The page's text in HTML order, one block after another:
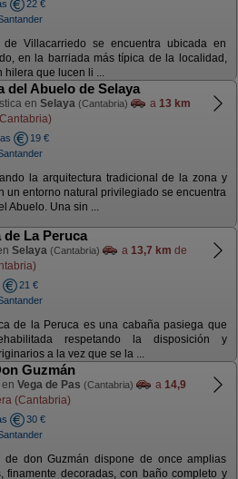
22 €
de Villacarriedo se encuentra ubicada en
en la barriada más típica de la localidad,
hilera que lucen li ...
del Abuelo de Selaya
en Selaya (Cantabria) a 13 km
19 €
la arquitectura tradicional de la zona y
un entorno natural privilegiado se encuentra
Abuelo. Una sin ...
de La Peruca
Selaya (Cantabria) a 13,7 km de
21 €
de la Peruca es una cabaña pasiega que
respetando la disposición y
a la vez que se la ...
Guzmán
Vega de Pas (Cantabria) a 14,9
(Cantabria)
30 €
de don Guzmán dispone de once amplias
finamente decoradas, con baño completo y